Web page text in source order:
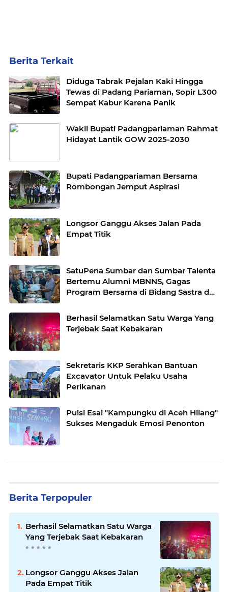
Berita Terkait
Diduga Tabrak Pejalan Kaki Hingga
Tewas di Padang Pariaman, Sopir L300
Sempat Kabur Karena Panik
Wakil Bupati Padangpariaman Rahmat
Hidayat Lantik GOW 2025-2030
Bupati Padangpariaman Bersama
Rombongan Jemput Aspirasi
Longsor Ganggu Akses Jalan Pada
Empat Titik
SatuPena Sumbar dan Sumbar Talenta
Bertemu Alumni MBNNS, Gagas
Program Bersama di Bidang Sastra dan
Berhasil Selamatkan Satu Warga Yang
Terjebak Saat Kebakaran
Sekretaris KKP Serahkan Bantuan
Excavator Untuk Pelaku Usaha
Perikanan
Puisi Esai "Kampungku di Aceh Hilang"
Sukses Mengaduk Emosi Penonton
Berita Terpopuler
Berhasil Selamatkan Satu Warga
Yang Terjebak Saat Kebakaran
Longsor Ganggu Akses Jalan
Pada Empat Titik